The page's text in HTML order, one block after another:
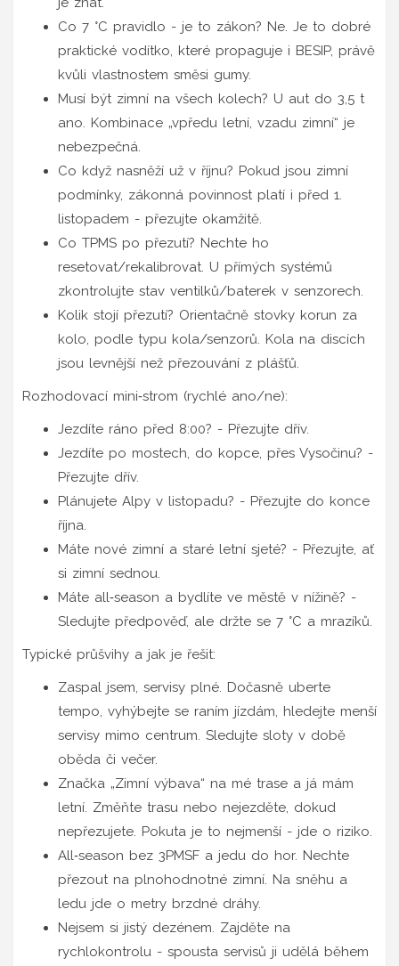
Co 7 °C pravidlo - je to zákon? Ne. Je to dobré
praktické vodítko, které propaguje i BESIP, právě
kvůli vlastnostem směsi gumy.
Musí být zimní na všech kolech? U aut do 3,5 t
ano. Kombinace „vpředu letní, vzadu zimní“ je
nebezpečná.
Co když nasněží už v říjnu? Pokud jsou zimní
podmínky, zákonná povinnost platí i před 1.
listopadem - přezujte okamžitě.
Co TPMS po přezutí? Nechte ho
resetovat/rekalibrovat. U přímých systémů
zkontrolujte stav ventilků/baterek v senzorech.
Kolik stojí přezutí? Orientačně stovky korun za
kolo, podle typu kola/senzorů. Kola na discích
jsou levnější než přezouvání z plášťů.
Rozhodovací mini‑strom (rychlé ano/ne):
Jezdíte ráno před 8:00? - Přezujte dřív.
Jezdíte po mostech, do kopce, přes Vysočinu? -
Přezujte dřív.
Plánujete Alpy v listopadu? - Přezujte do konce
října.
Máte nové zimní a staré letní sjeté? - Přezujte, ať
si zimní sednou.
Máte all‑season a bydlíte ve městě v nížině? -
Sledujte předpověď, ale držte se 7 °C a mrazíků.
Typické průšvihy a jak je řešit:
Zaspal jsem, servisy plné. Dočasně uberte
tempo, vyhýbejte se raním jízdám, hledejte menší
servisy mimo centrum. Sledujte sloty v době
oběda či večer.
Značka „Zimní výbava“ na mé trase a já mám
letní. Změňte trasu nebo nejezděte, dokud
nepřezujete. Pokuta je to nejmenší - jde o riziko.
All‑season bez 3PMSF a jedu do hor. Nechte
přezout na plnohodnotné zimní. Na sněhu a
ledu jde o metry brzdné dráhy.
Nejsem si jistý dezénem. Zajděte na
rychlokontrolu - spousta servisů ji udělá během